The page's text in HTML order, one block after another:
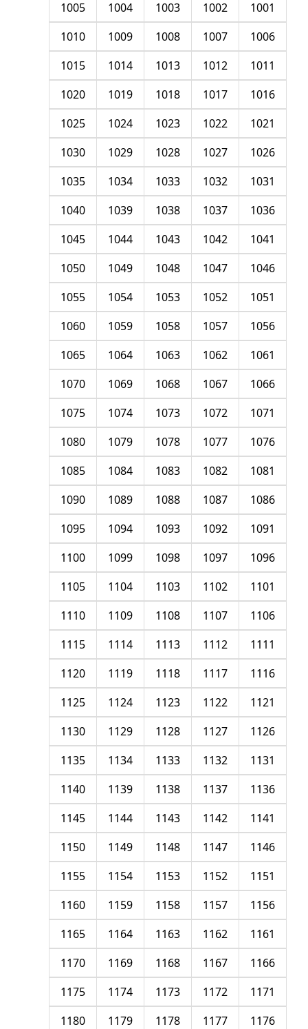
1001
1002
1003
1004
1005
1006
1007
1008
1009
1010
1011
1012
1013
1014
1015
1016
1017
1018
1019
1020
1021
1022
1023
1024
1025
1026
1027
1028
1029
1030
1031
1032
1033
1034
1035
1036
1037
1038
1039
1040
1041
1042
1043
1044
1045
1046
1047
1048
1049
1050
1051
1052
1053
1054
1055
1056
1057
1058
1059
1060
1061
1062
1063
1064
1065
1066
1067
1068
1069
1070
1071
1072
1073
1074
1075
1076
1077
1078
1079
1080
1081
1082
1083
1084
1085
1086
1087
1088
1089
1090
1091
1092
1093
1094
1095
1096
1097
1098
1099
1100
1101
1102
1103
1104
1105
1106
1107
1108
1109
1110
1111
1112
1113
1114
1115
1116
1117
1118
1119
1120
1121
1122
1123
1124
1125
1126
1127
1128
1129
1130
1131
1132
1133
1134
1135
1136
1137
1138
1139
1140
1141
1142
1143
1144
1145
1146
1147
1148
1149
1150
1151
1152
1153
1154
1155
1156
1157
1158
1159
1160
1161
1162
1163
1164
1165
1166
1167
1168
1169
1170
1171
1172
1173
1174
1175
1176
1177
1178
1179
1180